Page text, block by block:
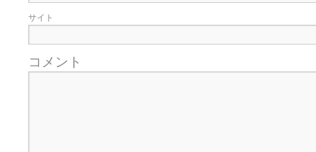
サイト
コメント